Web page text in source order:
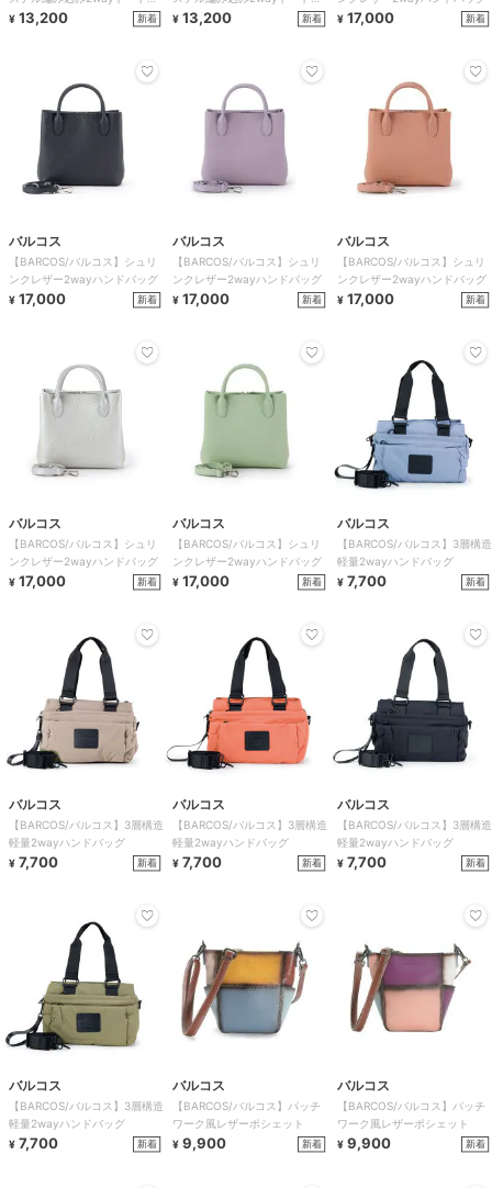
ッグ
¥ 13,200 新着
ッグ
¥ 13,200 新着
¥ 17,000 新着
バルコス
【BARCOS/バルコス】シュリ
ンクレザー2wayハンドバッグ
¥ 17,000 新着
バルコス
【BARCOS/バルコス】シュリ
ンクレザー2wayハンドバッグ
¥ 17,000 新着
バルコス
【BARCOS/バルコス】シュリ
ンクレザー2wayハンドバッグ
¥ 17,000 新着
バルコス
【BARCOS/バルコス】シュリ
ンクレザー2wayハンドバッグ
¥ 17,000 新着
バルコス
【BARCOS/バルコス】シュリ
ンクレザー2wayハンドバッグ
¥ 17,000 新着
バルコス
【BARCOS/バルコス】3層構造
軽量2wayハンドバッグ
¥ 7,700 新着
バルコス
【BARCOS/バルコス】3層構造
軽量2wayハンドバッグ
¥ 7,700 新着
バルコス
【BARCOS/バルコス】3層構造
軽量2wayハンドバッグ
¥ 7,700 新着
バルコス
【BARCOS/バルコス】3層構造
軽量2wayハンドバッグ
¥ 7,700 新着
バルコス
【BARCOS/バルコス】3層構造
軽量2wayハンドバッグ
¥ 7,700 新着
バルコス
【BARCOS/バルコス】パッチ
ワーク風レザーポシェット
¥ 9,900 新着
バルコス
【BARCOS/バルコス】パッチ
ワーク風レザーポシェット
¥ 9,900 新着